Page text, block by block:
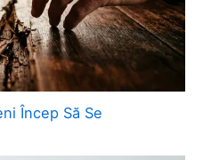
Încep Să Se